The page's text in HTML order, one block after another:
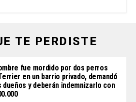
TE PERDISTE
fue mordido por dos perros
en un barrio privado, demandó
dueños y deberán indemnizarlo con